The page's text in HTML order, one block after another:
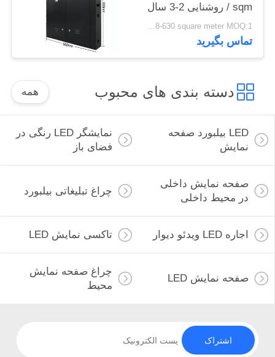
/ sqm روشنایی 2-3 سال
ضمانت
USD 598-630 square meter MOQ:1 متر مربع
تماس بگیرید
دسته بندی های محبوب همه
LED بیلبورد صفحه
نمایش
نمایشگر LED رنگی در
فضای باز
صفحه نمایش داخلی
در محیط داخلی
چراغ تبلیغاتی بیلبورد
اجاره LED ویدئو دیوار تاکسی نمایش LED
صفحه نمایش LED
چراغ صفحه نمایش
محیط
اشتراک